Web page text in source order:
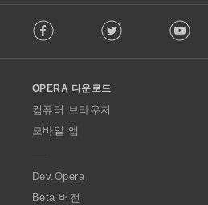
o
w
O
p
a
Facebook Twitter
OPERA 다운로드
컴퓨터 브라우저
모바일 앱
Dev.Opera
Beta 버전